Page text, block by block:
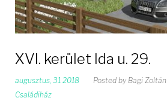
XVI. kerület Ida u. 29.
augusztus, 31 2018 Posted by Bagi Zoltán
Családiház